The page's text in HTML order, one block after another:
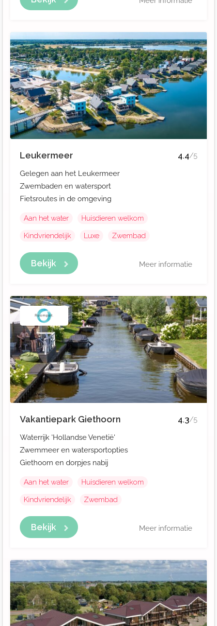
Leukermeer 4.4/5
Gelegen aan het Leukermeer
Zwembaden en watersport
Fietsroutes in de omgeving
Aan het water
Huisdieren welkom
Kindvriendelijk
Luxe Zwembad
Bekijk Meer informatie
Vakantiepark Giethoorn 4.3/5
Waterrijk 'Hollandse Venetië'
Zwemmeer en watersportopties
Giethoorn en dorpjes nabij
Aan het water
Huisdieren welkom
Kindvriendelijk
Zwembad
Bekijk Meer informatie